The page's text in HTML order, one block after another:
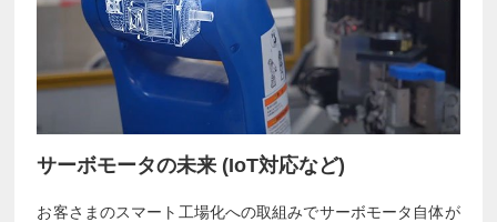
サーボモータの未来 (IoT対応など)
お客さまのスマート工場化への取組みでサーボモータ自体が